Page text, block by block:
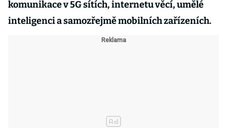
komunikace v 5G sítích, internetu věcí, umělé
inteligenci a samozřejmě mobilních zařízeních.